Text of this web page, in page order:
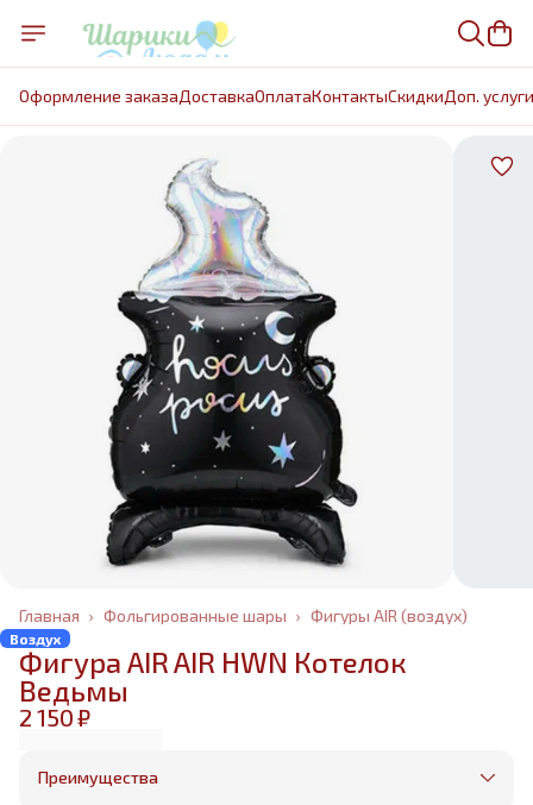
Оформление заказаДоставкаОплатаКонтактыCкидкиДоп. услуги
Фигуры AIR (воздух)
Фольгированные шары ›
Главная ›
Воздух
Фигура AIR AIR HWN Котелок
Ведьмы
2 150 ₽
Преимущества
Оплата частями в Сплит